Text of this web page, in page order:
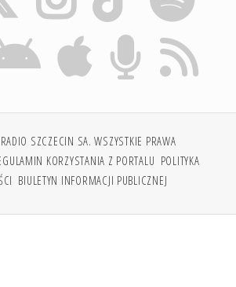
SZCZECIN SA. WSZYSTKIE PRAWA
KORZYSTANIA Z PORTALU POLITYKA
BIULETYN INFORMACJI PUBLICZNEJ